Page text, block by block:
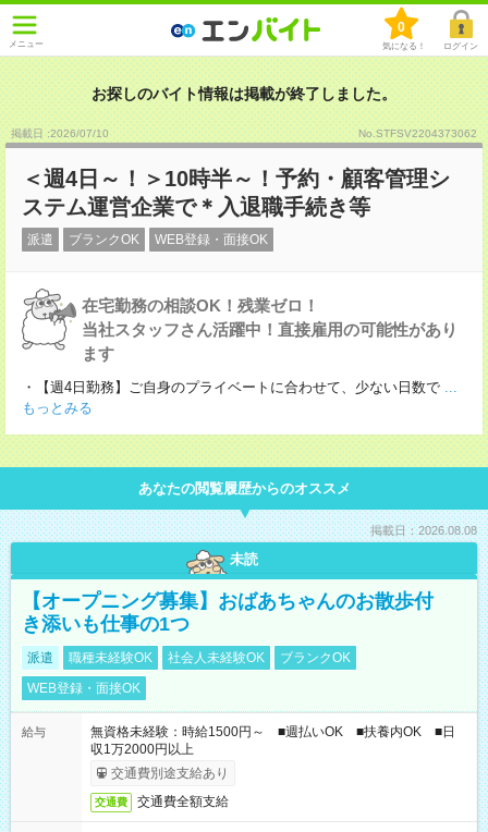
メニュー
0
気になる！ ログイン
お探しのバイト情報は掲載が終了しました。
掲載日 :2026/07/10 No.STFSV2204373062
＜週4日～！＞10時半～！予約・顧客管理シ
ステム運営企業で＊入退職手続き等
派遣 ブランクOK WEB登録・面接OK
在宅勤務の相談OK！残業ゼロ！
当社スタッフさん活躍中！直接雇用の可能性があり
ます
・【週4日勤務】ご自身のプライベートに合わせて、少ない日数で ...
もっとみる
あなたの閲覧履歴からのオススメ
掲載日：2026.08.08
未読
【オープニング募集】おばあちゃんのお散歩付
き添いも仕事の1つ
派遣 職種未経験OK 社会人未経験OK
ブランクOK
WEB登録・面接OK
給与
無資格未経験：時給1500円～ ■週払いOK ■扶養内OK ■日
収1万2000円以上
交通費別途支給あり
交通費 交通費全額支給